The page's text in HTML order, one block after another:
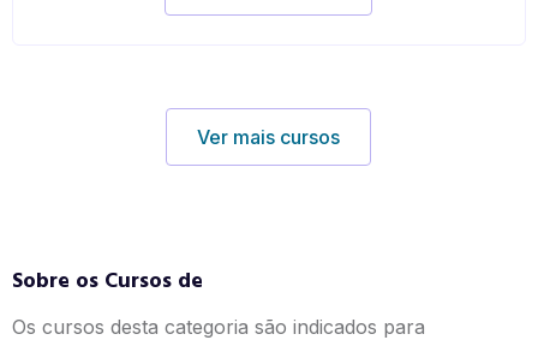
Ver mais cursos
Sobre os Cursos de
Os cursos desta categoria são indicados para